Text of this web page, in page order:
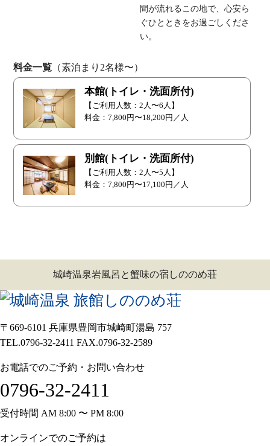
間が流れるこの地で、心安ら
ぐひとときをお過ごしくださ
い。
料金一覧 （素泊まり 2名様〜）
本館(トイレ・洗面所付)
【ご利用人数：2人〜6人】
料金：7,800円〜18,200円／人
別館(トイレ・洗面所付)
【ご利用人数：2人〜5人】
料金：7,800円〜17,100円／人
城崎温泉岩風呂と蟹味の宿しののめ荘
〒669-6101 兵庫県豊岡市城崎町湯島 757
TEL.0796-32-2411 FAX.0796-32-2589
お電話でのご予約・お問い合わせ
0796-32-2411
受付時間 AM 8:00 〜 PM 8:00
オンラインでのご予約は